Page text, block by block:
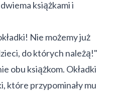
dwiema książkami i
Nie możemy już
do których należą!"
obu książkom. Okładki
które przypominały mu